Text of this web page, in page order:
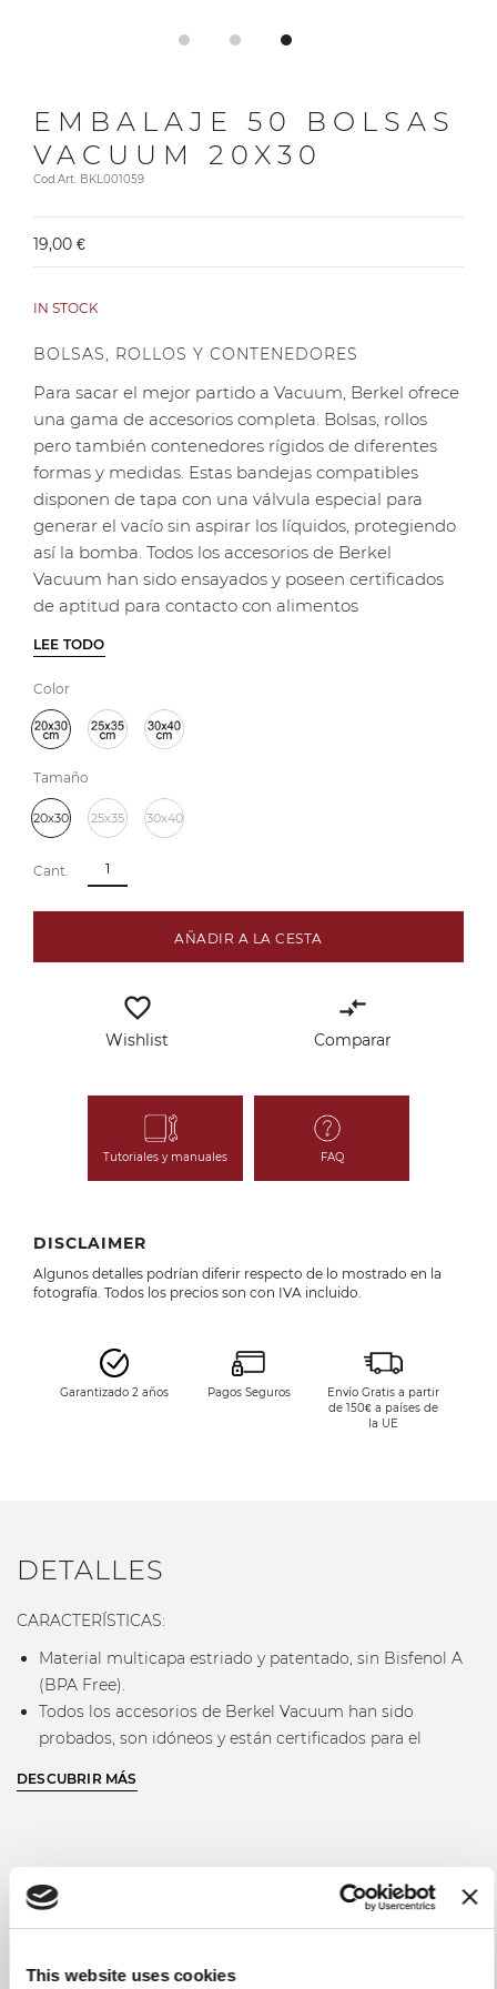
This website uses cookies
EMBALAJE 50 BOLSAS
VACUUM 20X30
Cod.Art. BKL001059
19,00 €
IN STOCK
BOLSAS, ROLLOS Y CONTENEDORES
Para sacar el mejor partido a Vacuum, Berkel ofrece
una gama de accesorios completa. Bolsas, rollos
pero también contenedores rígidos de diferentes
formas y medidas. Estas bandejas compatibles
disponen de tapa con una válvula especial para
generar el vacío sin aspirar los líquidos, protegiendo
así la bomba. Todos los accesorios de Berkel
Vacuum han sido ensayados y poseen certificados
de aptitud para contacto con alimentos
LEE TODO
Color
Tamaño
20x30 25x35 30x40
Cant.
AÑADIR A LA CESTA
favorite_border
Wishlist
compare_arrows
Comparar
Tutoriales y manuales FAQ
DISCLAIMER
Algunos detalles podrían diferir respecto de lo mostrado en la
fotografía. Todos los precios son con IVA incluido.
Garantizado 2 años Pagos Seguros
Envío Gratis a partir
de 150€ a países de
la UE
DETALLES
CARACTERÍSTICAS:
Material multicapa estriado y patentado, sin Bisfenol A
(BPA Free).
Todos los accesorios de Berkel Vacuum han sido
probados, son idóneos y están certificados para el
Descongelado en microondas.
Cocción en agua a 100°C durante como máximo 1 hora.
DESCUBRIR MÁS